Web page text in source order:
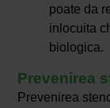
poate da
inlocuita
biologica.
Prevenirea
Prevenirea